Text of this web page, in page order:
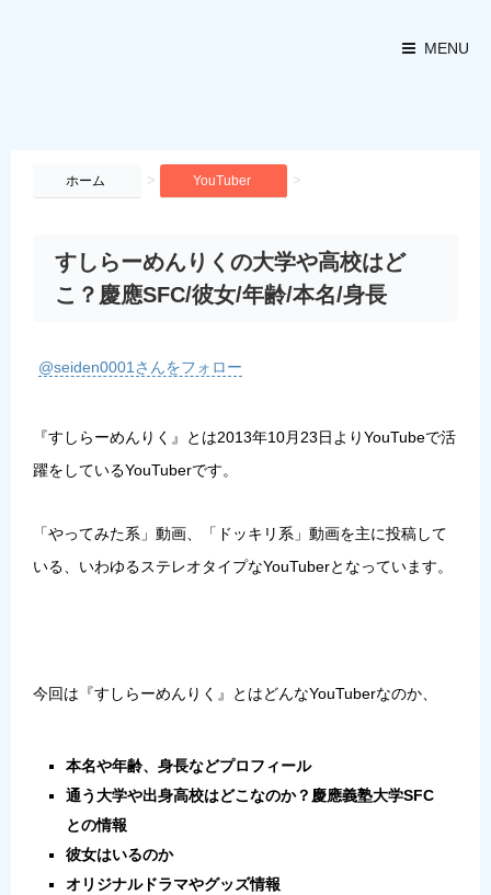
MENU
ホーム > YouTuber >
すしらーめんりくの大学や高校はど
こ？慶應SFC/彼女/年齢/本名/身長
@seiden0001さんをフォロー
『すしらーめんりく』とは2013年10月23日よりYouTubeで活
躍をしているYouTuberです。
「やってみた系」動画、「ドッキリ系」動画を主に投稿して
いる、いわゆるステレオタイプなYouTuberとなっています。
今回は『すしらーめんりく』とはどんなYouTuberなのか、
本名や年齢、身長などプロフィール
通う大学や出身高校はどこなのか？慶應義塾大学SFC
との情報
彼女はいるのか
オリジナルドラマやグッズ情報